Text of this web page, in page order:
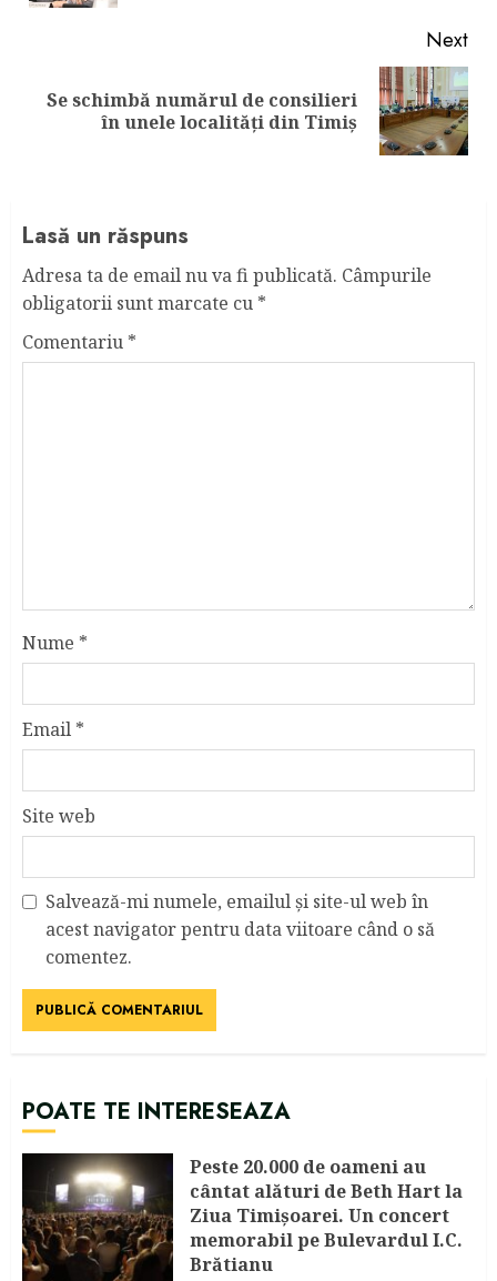
Next
Next
Se schimbă numărul de consilieri
în unele localități din Timiș
Lasă un răspuns
Adresa ta de email nu va fi publicată. Câmpurile
obligatorii sunt marcate cu *
Comentariu *
Nume *
Email *
Site web
Salvează-mi numele, emailul și site-ul web în
acest navigator pentru data viitoare când o să
comentez.
POATE TE INTERESEAZA
Peste 20.000 de oameni au
cântat alături de Beth Hart la
Ziua Timișoarei. Un concert
memorabil pe Bulevardul I.C.
Brătianu